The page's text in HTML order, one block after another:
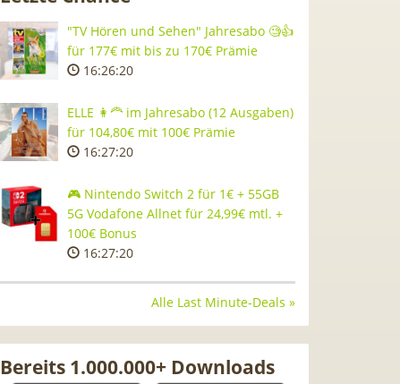
"TV Hören und Sehen" Jahresabo 🧐👍
für 177€ mit bis zu 170€ Prämie
16:26:19
ELLE 👩‍🦰 im Jahresabo (12 Ausgaben)
für 104,80€ mit 100€ Prämie
16:27:19
🎮 Nintendo Switch 2 für 1€ + 55GB
5G Vodafone Allnet für 24,99€ mtl. +
100€ Bonus
16:27:19
Alle Last Minute-Deals »
Bereits 1.000.000+ Downloads